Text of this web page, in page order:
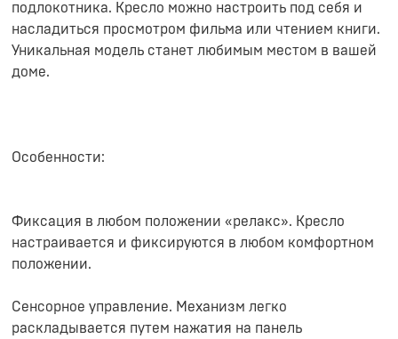
подлокотника. Кресло можно настроить под себя и
насладиться просмотром фильма или чтением книги.
Уникальная модель станет любимым местом в вашей
доме.
Особенности:
Фиксация в любом положении «релакс». Кресло
настраивается и фиксируются в любом комфортном
положении.
Сенсорное управление. Механизм легко
раскладывается путем нажатия на панель